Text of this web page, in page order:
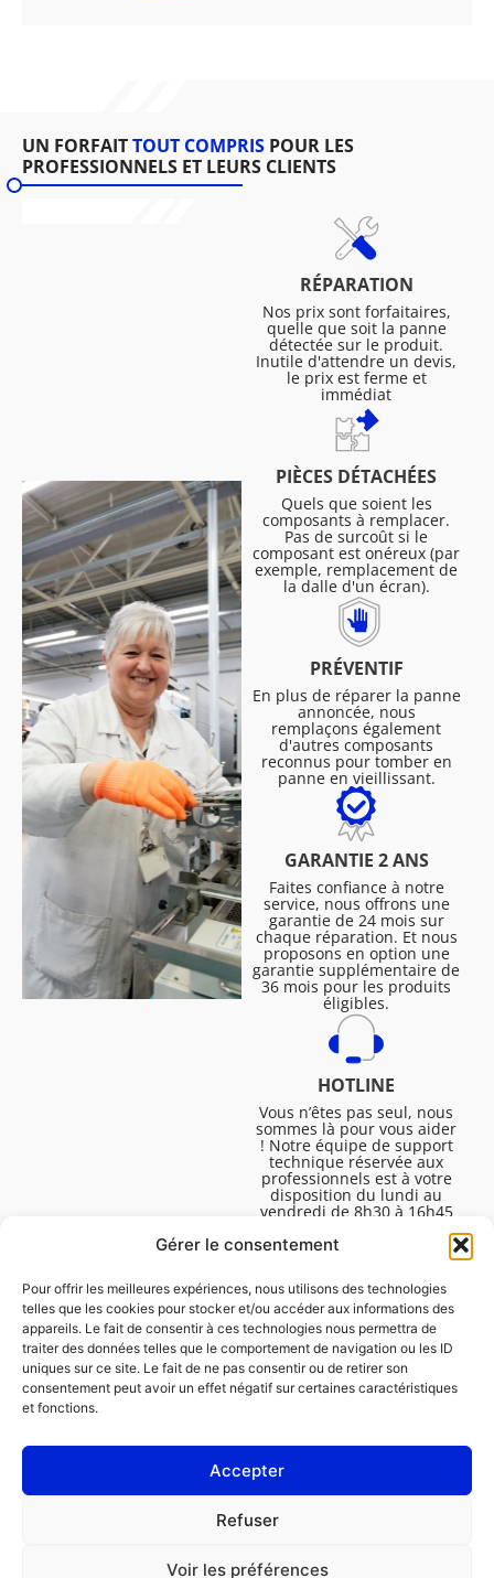
Gérer le consentement
Pour offrir les meilleures expériences, nous utilisons des technologies
telles que les cookies pour stocker et/ou accéder aux informations des
appareils. Le fait de consentir à ces technologies nous permettra de
traiter des données telles que le comportement de navigation ou les ID
uniques sur ce site. Le fait de ne pas consentir ou de retirer son
consentement peut avoir un effet négatif sur certaines caractéristiques
et fonctions.
Accepter
Refuser
Voir les préférences
UN FORFAITTOUT COMPRIS POUR LES
PROFESSIONNELS ET LEURS CLIENTS
RÉPARATION
Nos prix sont forfaitaires,
quelle que soit la panne
détectée sur le produit.
Inutile d'attendre un devis,
le prix est ferme et
immédiat
PIÈCES DÉTACHÉES
Quels que soient les
composants à remplacer.
Pas de surcoût si le
composant est onéreux (par
exemple, remplacement de
la dalle d'un écran).
PRÉVENTIF
En plus de réparer la panne
annoncée, nous
remplaçons également
d'autres composants
reconnus pour tomber en
panne en vieillissant.
GARANTIE 2 ANS
Faites confiance à notre
service, nous offrons une
garantie de 24 mois sur
chaque réparation. Et nous
proposons en option une
garantie supplémentaire de
36 mois pour les produits
éligibles.
HOTLINE
Vous n’êtes pas seul, nous
sommes là pour vous aider
! Notre équipe de support
technique réservée aux
professionnels est à votre
disposition du lundi au
vendredi de 8h30 à 16h45
pour vous aider à résoudre
toutes vos questions
Mentions légales